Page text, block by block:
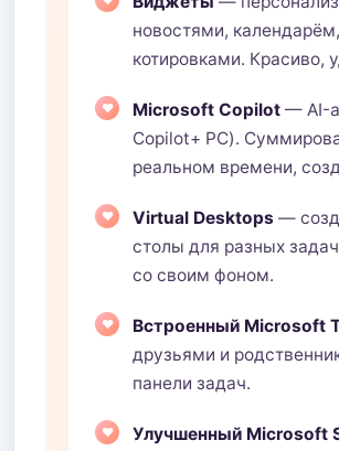
новостями,
котировками. Красиво,
Microsoft Copilot — AI-
Copilot+ PC).
реальном времени,
Virtual Desktops —
столы для разных
со своим фоном.
Встроенный Microsoft
друзьями и
панели задач.
Улучшенный Microsoft